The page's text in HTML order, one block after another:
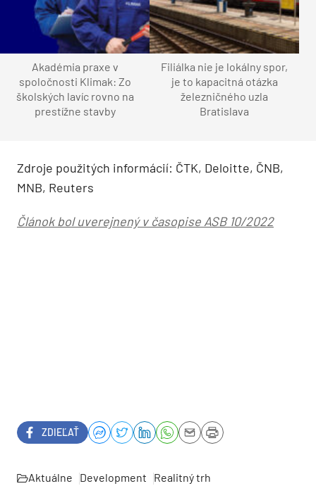
Akadémia praxe v
spoločnosti Klimak: Zo
školských lavíc rovno na
prestížne stavby
Filiálka nie je lokálny spor,
je to kapacitná otázka
železničného uzla
Bratislava
Zdroje použitých informácií: ČTK, Deloitte, ČNB,
MNB, Reuters
Článok bol uverejnený v časopise ASB 10/2022
ZDIEĽAŤ
Aktuálne Development
Realitný trh